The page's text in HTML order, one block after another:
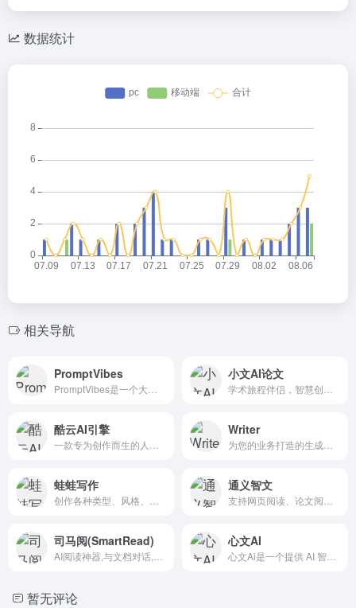
数据统计
相关导航
PromptVibes 小文AI论文
酷云AI引擎 Writer
蛙蛙写作 通义智文
司马阅(SmartRead) 心文AI
暂无评论